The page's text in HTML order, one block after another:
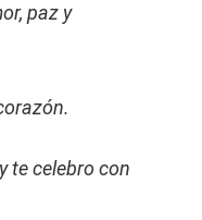
paz y
te celebro con